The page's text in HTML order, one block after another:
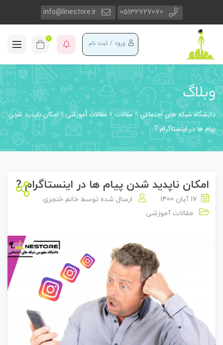
05132727070
info@linestore.ir
ورود / ثبت نام 0
وبلاگ
دانشگاه شبکه های اجتماعی مقالات مقالات آموزشی
امکان ناپدید شدن
پیام ها در اینستاگرام ?
امکان ناپدید شدن پیام ها در اینستاگرام ?
17 آبان 1400 ارسال شده توسط خانم خنجری
مقالات آموزشی